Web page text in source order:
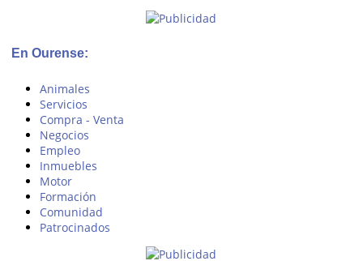
En Ourense:
Animales
Servicios
Compra - Venta
Negocios
Empleo
Inmuebles
Motor
Formación
Comunidad
Patrocinados